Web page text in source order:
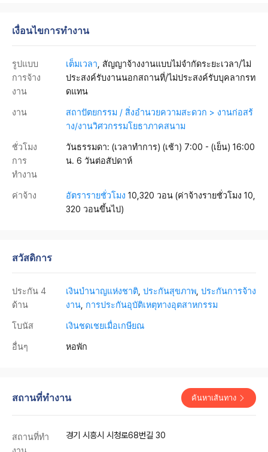
เงื่อนไขการทำงาน
รูปแบบ
การจ้าง
งาน
เต็มเวลา , สัญญาจ้างงานแบบไม่จำกัดระยะเวลา/ไม่
ประสงค์รับงานนอกสถานที่/ไม่ประสงค์รับบุคลากรท
ดแทน
งาน
สถาปัตยกรรม / สิ่งอำนวยความสะดวก > งานก่อสร้
าง/งานวิศวกรรมโยธาภาคสนาม
ชั่วโมง
การ
ทำงาน
วันธรรมดา: (เวลาทำการ) (เช้า) 7:00 - (เย็น) 16:00
น. 6 วันต่อสัปดาห์
ค่าจ้าง อัตรารายชั่วโมง 10,320 วอน (ค่าจ้างรายชั่วโมง 10,
320 วอนขึ้นไป)
สวัสดิการ
ประกัน 4
ด้าน
เงินบำนาญแห่งชาติ ประกันสุขภาพ ประกันการจ้าง
งาน การประกันอุบัติเหตุทางอุตสาหกรรม
โบนัส เงินชดเชยเมื่อเกษียณ
อื่นๆ หอพัก
สถานที่ทำงาน ค้นหาเส้นทาง
สถานที่ทำ
경기 시흥시 시청로68번길 30